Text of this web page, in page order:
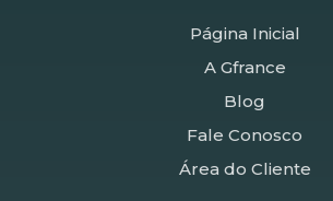
Página Inicial
A Gfrance
Blog
Fale Conosco
Área do Cliente